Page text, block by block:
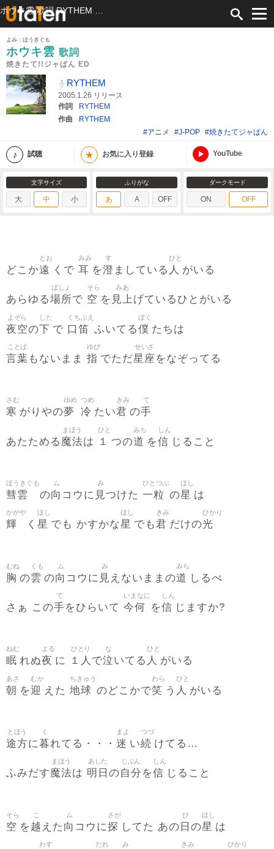
よみ：ほうきぐも
ホウキ雲 歌詞
焼きたて!!ジャぱん ED
RYTHEM
2005.1.26 リリース
作詞
RYTHEM
作曲
RYTHEM
#アニメ
#J-POP #焼きたてジャぱん
試聴 ★ お気に入り登録 YouTube
文字サイズ
大 中 小
ふりがな
あ A OFF
ダークモード
ON OFF
どこか遠
とお
くで 耳
みみ
を澄
す
ましている 人
ひと
がいる
あらゆる場所
ばしょ
で 空
そら
を 見上
みあ
げているひとがいる
夜空
よぞら
の下
した
で 口笛
くちぶえ
ふいてる僕
ぼく
たちは
言葉
ことば
もないまま 指
ゆび
でただ星座
せいざ
をなぞってる
寒
さむ
がりやの夢
ゆめ
冷
つめ
たい君
きみ
の手
て
あたためる 魔法
まほう
は １
ひと
つの道
みち
を信
しん
じること
彗雲
ほうきぐも
の向
ム
コウに 見
み
つけた 一粒
ひとつぶ
の星
ほし
は
輝
かがや
く 星
ほし
でも かすかな星
ほし
でも君
きみ
だけの光
ひかり
胸
むね
の雲
くも
の向
ム
コウに 見
み
えないままの道
みち
しるべ
さぁ この手
て
をひらいて 今何
いまなに
を信
しん
じますか?
眠
ねむ
れぬ夜
よる
に １人
ひとり
で泣
な
いてる 人
ひと
がいる
朝
あさ
を迎
むか
えた 地球
ちきゅう
のどこかで笑
わら
う 人
ひと
がいる
途方
とほう
に暮
く
れてる・・・ 迷
まよ
い続
つづ
けてる…
ふみだす魔法
まほう
は 明日
あした
の自分
じぶん
を信
しん
じること
空
そら
を越
こ
えた 向
ム
コウに探
さが
してた あの 日
ひ
の星
ほし
は
わす だれ み きみ ひかり